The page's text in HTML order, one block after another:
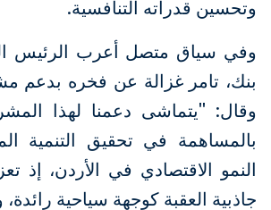
وتحسين قدراته التنافسية.
وفي سياق متصل أعرب الرئيس
بنك، تامر غزالة عن فخره بدعم
وقال: "يتماشى دعمنا لهذا
بالمساهمة في تحقيق التنمية
النمو الاقتصادي في الأردن، إذ
جاذبية العقبة كوجهة سياحية